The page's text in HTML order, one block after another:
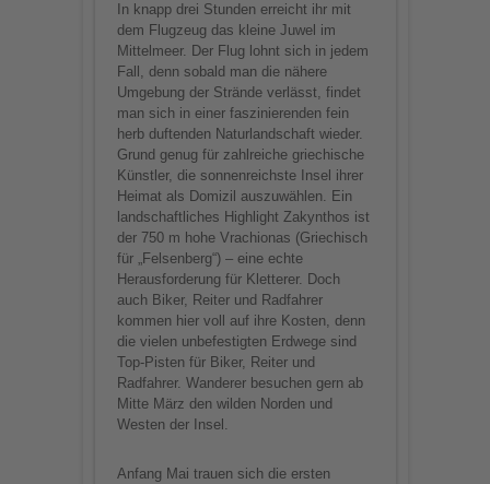
In knapp drei Stunden erreicht ihr mit
dem Flugzeug das kleine Juwel im
Mittelmeer. Der Flug lohnt sich in jedem
Fall, denn sobald man die nähere
Umgebung der Strände verlässt, findet
man sich in einer faszinierenden fein
herb duftenden Naturlandschaft wieder.
Grund genug für zahlreiche griechische
Künstler, die sonnenreichste Insel ihrer
Heimat als Domizil auszuwählen. Ein
landschaftliches Highlight Zakynthos ist
der 750 m hohe Vrachionas (Griechisch
für „Felsenberg“) – eine echte
Herausforderung für Kletterer. Doch
auch Biker, Reiter und Radfahrer
kommen hier voll auf ihre Kosten, denn
die vielen unbefestigten Erdwege sind
Top-Pisten für Biker, Reiter und
Radfahrer. Wanderer besuchen gern ab
Mitte März den wilden Norden und
Westen der Insel.
Anfang Mai trauen sich die ersten